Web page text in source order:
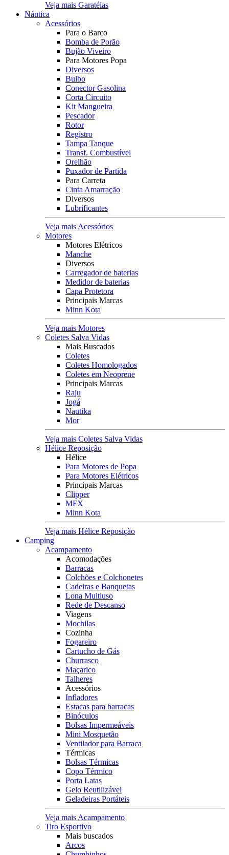
Veja mais Garatéias
Náutica
Acessórios
Para o Barco
Bomba de Porão
Bujão Viveiro
Para Motores Popa
Diversos
Bulbo
Conector Gasolina
Corta Circuito
Kit Mangueira
Pescador
Rotor
Registro
Tampa Tanque
Transf. Combustível
Orelhão
Puxador de Partida
Para Carreta
Cinta Amarração
Diversos
Lubrificantes
Veja mais Acessórios
Motores
Motores Elétricos
Manche
Diversos
Carregador de baterias
Medidor de baterias
Capa Protetora
Principais Marcas
Minn Kota
Veja mais Motores
Coletes Salva Vidas
Mais Buscados
Coletes
Coletes Homologados
Coletes em Neoprene
Principais Marcas
Raju
Jogá
Nautika
Mor
Veja mais Coletes Salva Vidas
Hélice Reposição
Hélice
Para Motores de Popa
Para Motores Elétricos
Principais Marcas
Clipper
MFX
Minn Kota
Veja mais Hélice Reposição
Camping
Acampamento
Acomodações
Barracas
Colchões e Colchonetes
Cadeiras e Banquetas
Lona Multiuso
Rede de Descanso
Viagens
Mochilas
Cozinha
Fogareiro
Cartucho de Gás
Churrasco
Maçarico
Talheres
Acessórios
Infladores
Estacas para barracas
Binóculos
Bolsas Impermeáveis
Mini Mosquetão
Ventilador para Barraca
Térmicas
Bolsas Térmicas
Copo Térmico
Porta Latas
Gelo Reutilizável
Geladeiras Portáteis
Veja mais Acampamento
Tiro Esportivo
Mais buscados
Arcos